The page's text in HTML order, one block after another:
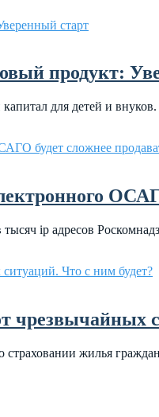
продукт:
для детей и
ip адресов
чрезвычайных
жилья